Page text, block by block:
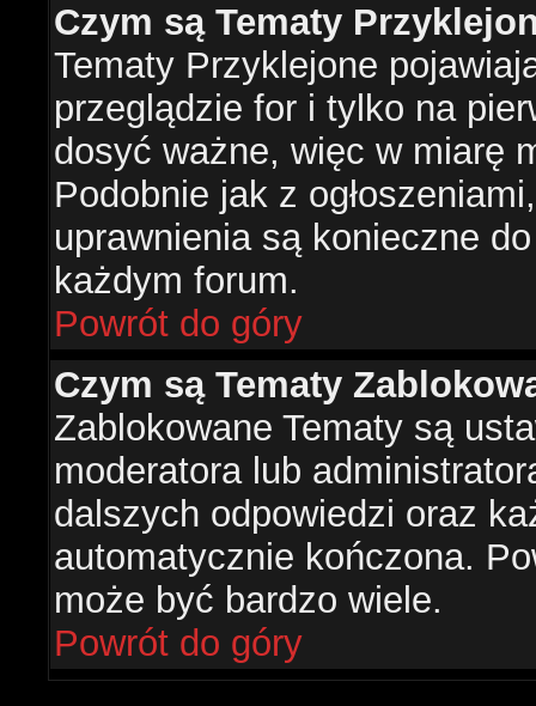
Czym są Tematy
Tematy Przyklejone
przeglądzie for i tylko na
dosyć ważne, więc w miarę
Podobnie jak z
uprawnienia są konieczne
każdym forum.
Powrót do góry
Czym są Tematy
Zablokowane Tematy są
moderatora lub
dalszych odpowiedzi oraz
automatycznie kończona.
może być bardzo wiele.
Powrót do góry